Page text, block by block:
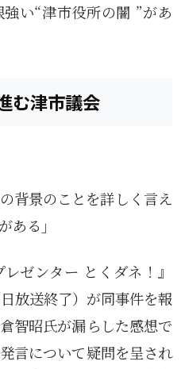
い“津市役所の闇 ”があ
む津市議会
背景のことを詳しく言え
ある」
ゼンター とくダネ！』
放送終了）が同事件を報
智昭氏が漏らした感想で
言について疑問を呈され